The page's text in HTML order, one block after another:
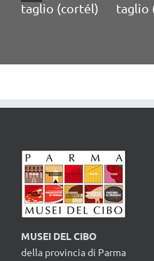
taglio (cortél)
taglio
MUSEI DEL CIBO
della provincia di Parma